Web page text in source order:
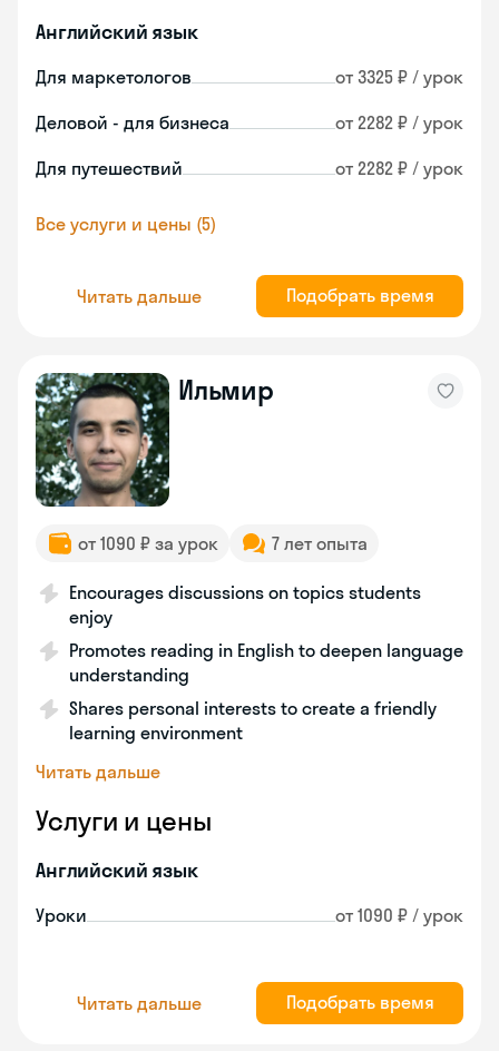
Английский язык
Для маркетологов от 3325 ₽ / урок
Деловой - для бизнеса от 2282 ₽ / урок
Для путешествий от 2282 ₽ / урок
Все услуги и цены (5)
Читать дальше Подобрать время
Ильмир
от 1090 ₽ за урок 7 лет опыта
Encourages discussions on topics students
enjoy
Promotes reading in English to deepen language
understanding
Shares personal interests to create a friendly
learning environment
Читать дальше
Услуги и цены
Английский язык
Уроки от 1090 ₽ / урок
Читать дальше Подобрать время